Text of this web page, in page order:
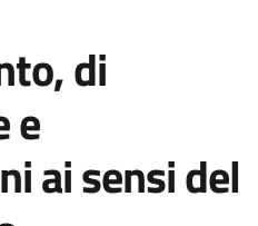
di
e
ai sensi del